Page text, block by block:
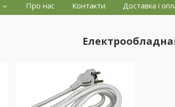
Про нас Контакти Доставка і